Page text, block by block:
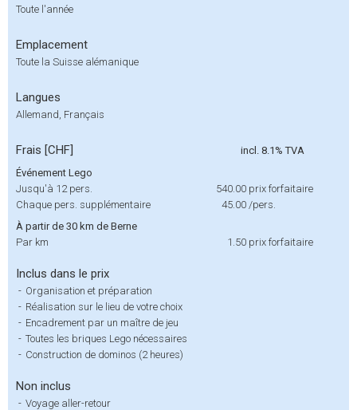
Toute l'année
Emplacement
Toute la Suisse alémanique
Langues
Allemand, Français
Frais [CHF]
incl. 8.1% TVA
Événement Lego
Jusqu'à 12 pers.
540.00 prix forfaitaire
Chaque pers. supplémentaire
45.00 /pers.
À partir de 30 km de Berne
Par km
1.50 prix forfaitaire
Inclus dans le prix
- Organisation et préparation
- Réalisation sur le lieu de votre choix
- Encadrement par un maître de jeu
- Toutes les briques Lego nécessaires
- Construction de dominos (2 heures)
Non inclus
- Voyage aller-retour